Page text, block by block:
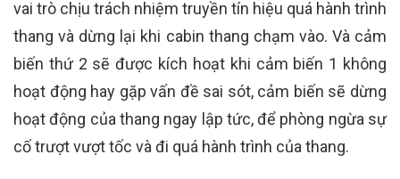
vai trò chịu trách nhiệm truyền tín hiệu quá hành trình
thang và dừng lại khi cabin thang chạm vào. Và cảm
biến thứ 2 sẽ được kích hoạt khi cảm biến 1 không
hoạt động hay gặp vấn đề sai sót, cảm biến sẽ dừng
hoạt động của thang ngay lập tức, để phòng ngừa sự
cố trượt vượt tốc và đi quá hành trình của thang.